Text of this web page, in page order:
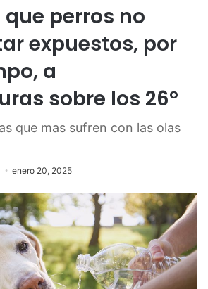
perros no
expuestos, por
a
sobre los 26°
que mas sufren con las olas
enero 20, 2025